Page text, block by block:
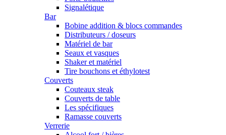
Signalétique
Bar
Bobine addition & blocs commandes
Distributeurs / doseurs
Matériel de bar
Seaux et vasques
Shaker et matériel
Tire bouchons et éthylotest
Couverts
Couteaux steak
Couverts de table
Les spécifiques
Ramasse couverts
Verrerie